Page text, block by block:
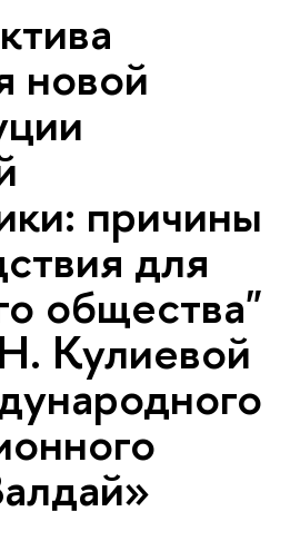
новой
причины
для
общества"
Кулиевой